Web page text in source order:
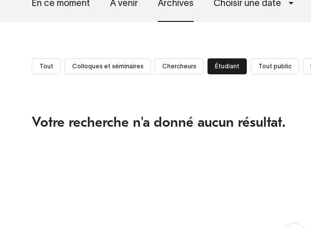
En ce moment A venir Archives Choisir une date
Tout Colloques et séminaires Chercheurs Étudiant Tout public
Votre recherche n'a donné aucun résultat.